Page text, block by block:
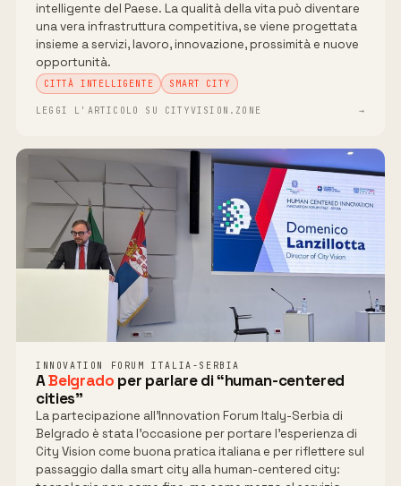
intelligente del Paese. La qualità della vita può diventare
una vera infrastruttura competitiva, se viene progettata
insieme a servizi, lavoro, innovazione, prossimità e nuove
opportunità.
CITTÀ INTELLIGENTE SMART CITY
LEGGI L'ARTICOLO SU CITYVISION.ZONE →
INNOVATION FORUM ITALIA-SERBIA
ABelgrado per parlare di “human-centered
cities”
La partecipazione all’Innovation Forum Italy-Serbia di
Belgrado è stata l’occasione per portare l’esperienza di
City Vision come buona pratica italiana e per riflettere sul
passaggio dalla smart city alla human-centered city: